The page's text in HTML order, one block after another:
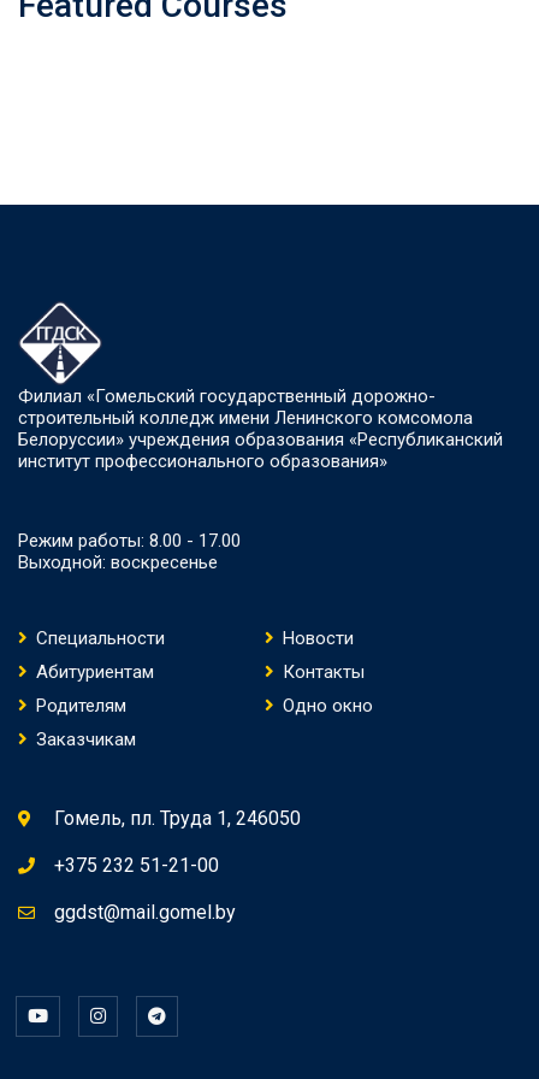
Филиал «Гомельский государственный дорожно-
строительный колледж имени Ленинского комсомола
Белоруссии» учреждения образования «Республиканский
институт профессионального образования»
Режим работы: 8.00 - 17.00
Выходной: воскресенье
Специальности
Новости
Абитуриентам
Контакты
Родителям
Одно окно
Заказчикам
Гомель, пл. Труда 1, 246050
+375 232 51-21-00
ggdst@mail.gomel.by